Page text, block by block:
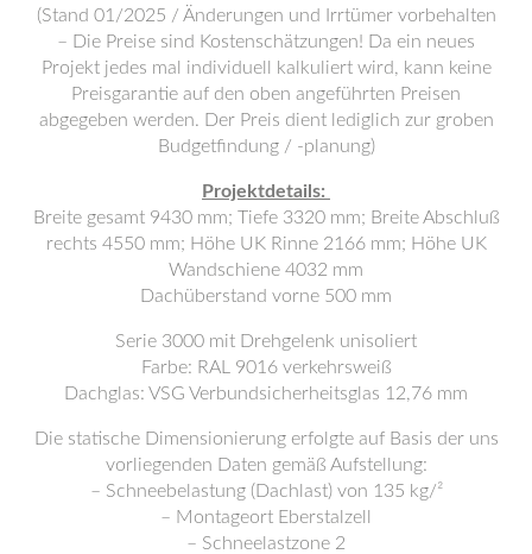
(Stand 01/2025 / Änderungen und Irrtümer vorbehalten
– Die Preise sind Kostenschätzungen! Da ein neues
Projekt jedes mal individuell kalkuliert wird, kann keine
Preisgarantie auf den oben angeführten Preisen
abgegeben werden. Der Preis dient lediglich zur groben
Budgetfindung / -planung)
Projektdetails:
Breite gesamt 9430 mm; Tiefe 3320 mm; Breite Abschluß
rechts 4550 mm; Höhe UK Rinne 2166 mm; Höhe UK
Wandschiene 4032 mm
Dachüberstand vorne 500 mm
Serie 3000 mit Drehgelenk unisoliert
Farbe: RAL 9016 verkehrsweiß
Dachglas: VSG Verbundsicherheitsglas 12,76 mm
Die statische Dimensionierung erfolgte auf Basis der uns
vorliegenden Daten gemäß Aufstellung:
– Schneebelastung (Dachlast) von 135 kg/²
– Montageort Eberstalzell
– Schneelastzone 2